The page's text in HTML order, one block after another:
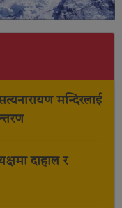
मन्दिरलाई
दाहाल र